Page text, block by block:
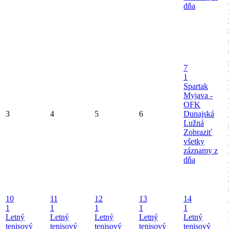
dňa
3 4 5 6
7
1
Spartak
Myjava -
OFK
Dunajská
Lužná
Zobraziť
všetky
záznamy z
dňa
10
1
Letný
tenisový
11
1
Letný
tenisový
12
1
Letný
tenisový
13
1
Letný
tenisový
14
1
Letný
tenisový